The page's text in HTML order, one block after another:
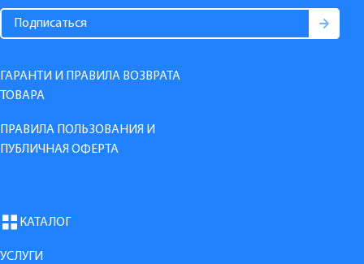
ГАРАНТИ И ПРАВИЛА ВОЗВРАТА
ТОВАРА
ПРАВИЛА ПОЛЬЗОВАНИЯ И
ПУБЛИЧНАЯ ОФЕРТА
КАТАЛОГ
УСЛУГИ